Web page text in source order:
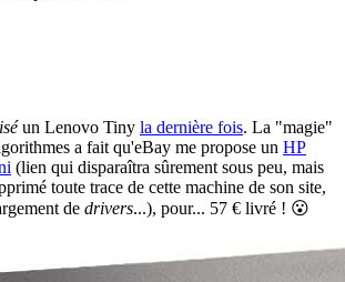
un Lenovo Tiny la dernière fois. La "magie"
a fait qu'eBay me propose un HP
(lien qui disparaîtra sûrement sous peu, mais
toute trace de cette machine de son site,
de drivers...), pour... 57 € livré ! 😮